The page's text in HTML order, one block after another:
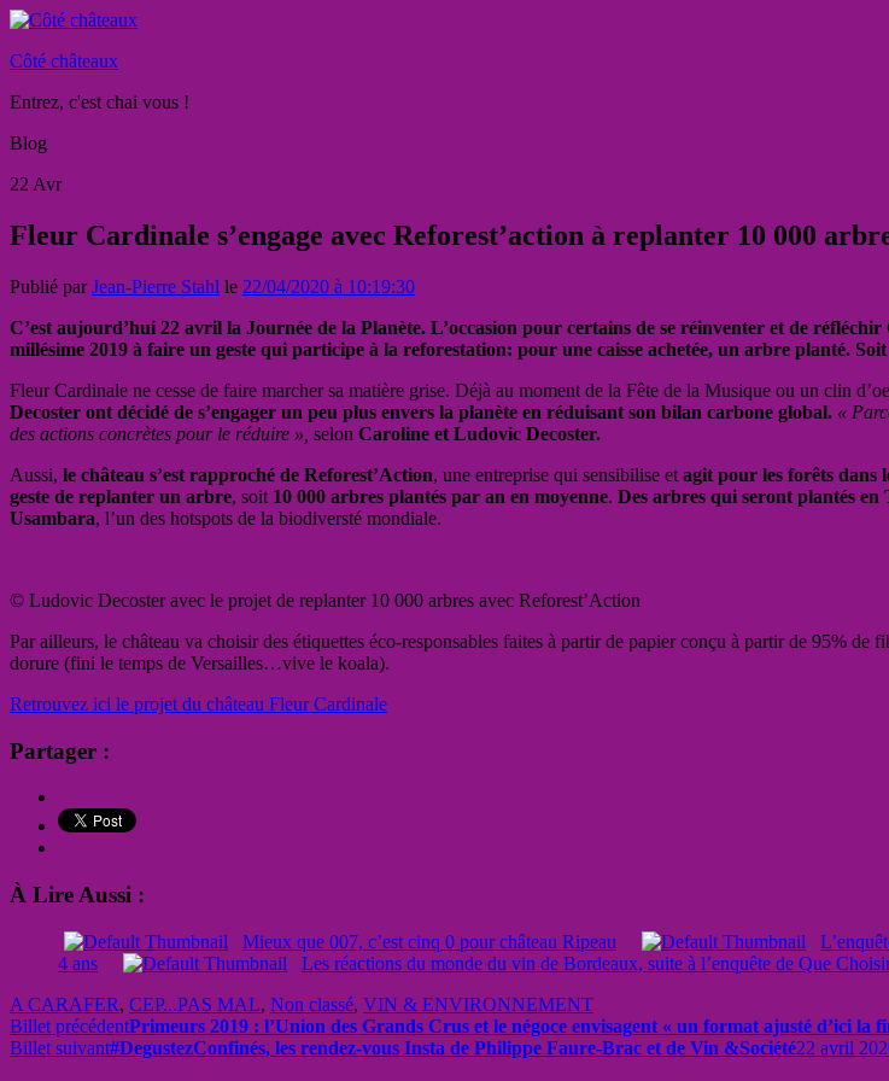
Côté châteaux
Entrez, c'est chai vous !
Blog
22 Avr
Fleur Cardinale s’engage avec Reforest’action à replanter 10 000
Publié parJean-Pierre Stahl le 22/04/2020 à 10:19:30
C’est aujourd’hui 22 avril la Journée de la Planète. L’occasion pour certains de se réinventer et de
millésime 2019 à faire un geste qui participe à la reforestation: pour une caisse achetée, un arbre planté.
Fleur Cardinale ne cesse de faire marcher sa matière grise. Déjà au moment de la Fête de la Musique ou un clin
Decoster ont décidé de s’engager un peu plus envers la planète en réduisant son bilan carbone global. «
des actions concrètes pour le réduire », selon Caroline et Ludovic Decoster.
Aussi, le château s’est rapproché de Reforest’Action, une entreprise qui sensibilise et agit pour les forêts dans
geste de replanter un arbre, soit 10 000 arbres plantés par an en moyenne. Des arbres qui seront plantés en
Usambara, l’un des hotspots de la biodiversté mondiale.
© Ludovic Decoster avec le projet de replanter 10 000 arbres avec Reforest’Action
Par ailleurs, le château va choisir des étiquettes éco-responsables faites à partir de papier conçu à partir de 95%
dorure (fini le temps de Versailles…vive le koala).
Retrouvez ici le projet du château Fleur Cardinale
Partager :
À Lire Aussi :
Mieux que 007, c’est cinq 0 pour château Ripeau
4 ans
Les réactions du monde du vin de Bordeaux, suite à l’enquête de Que
A CARAFER, CEP...PAS MAL, Non classé, VIN & ENVIRONNEMENT
Billet précédentPrimeurs 2019 : l’Union des Grands Crus et le négoce envisagent « un format ajusté d’ici la
Billet suivant#DegustezConfinés, les rendez-vous Insta de Philippe Faure-Brac et de Vin &Société22 avril